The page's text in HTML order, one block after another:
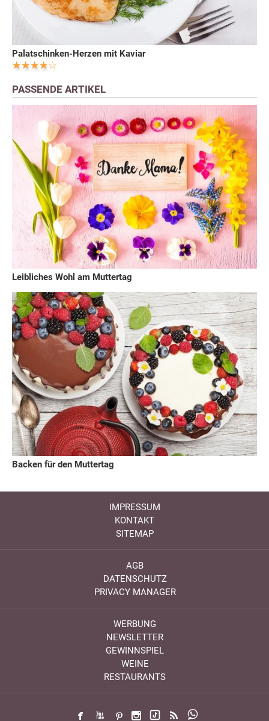
Palatschinken-Herzen mit Kaviar
PASSENDE ARTIKEL
Leibliches Wohl am Muttertag
Backen für den Muttertag
IMPRESSUM
KONTAKT
SITEMAP
AGB
DATENSCHUTZ
PRIVACY MANAGER
WERBUNG
NEWSLETTER
GEWINNSPIEL
WEINE
RESTAURANTS